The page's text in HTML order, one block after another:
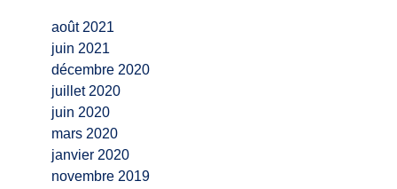
août 2021
juin 2021
décembre 2020
juillet 2020
juin 2020
mars 2020
janvier 2020
novembre 2019